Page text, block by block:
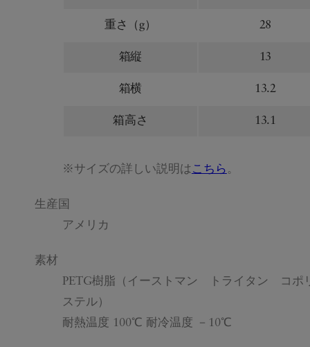
重さ（g） 28
箱縦 13
箱横 13.2
箱高さ 13.1
※サイズの詳しい説明は こちら 。
生産国
アメリカ
素材
PETG樹脂（イーストマン トライタン コポ
ステル）
耐熱温度 100℃ 耐冷温度 －10℃